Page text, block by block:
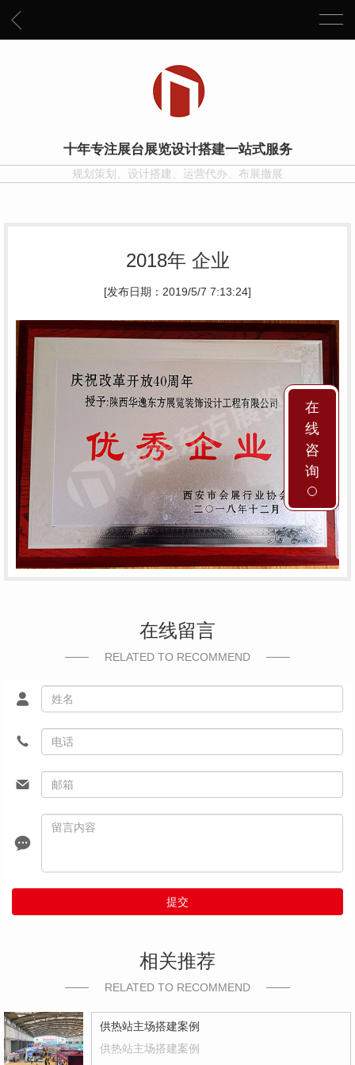
十年专注展台展览设计搭建一站式服务
规划策划、设计搭建、运营代办、布展撤展
2018年 企业
[发布日期：2019/5/7 7:13:24]
在线留言
RELATED TO RECOMMEND
提交
相关推荐
RELATED TO RECOMMEND
供热站主场搭建案例
供热站主场搭建案例
在
线
咨
询